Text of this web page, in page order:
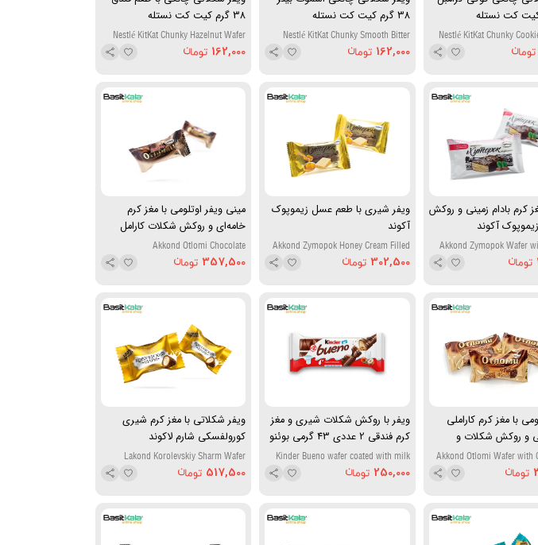
Nestlé KitKat Chunky
38 گرم کیت کت نستله
Nestlé KitKat Chunky Smooth Bitter
Chocolate Wafer 38g
162,000
38 گرم کیت کت نستله
Nestlé KitKat Chunky Hazelnut Wafer
Bar 38g
162,000
کرم بادام زمینی و روکش
آکوند
Akkond Zymopok Wafer
Cream &
ویفر شیری با طعم عسل زیموپوک
آکوند
Akkond Zymopok Honey Cream Filled
Wafer
302,500
مینی ویفر اوتلومی با مغز کرم
خامه‌ای و روکش شکلات کارامل
آکوند
Akkond Otlomi Chocolate
357,500
با مغز کرم کاراملی
و روکش شکلات و
Akkond Otlomi Wafer with
caramel and
ویفر با روکش شکلات شیری و مغز
کرم فندقی 2 عددی 43 گرمی بوئنو
کیندر
Kinder Bueno wafer coated with milk
chocolate and hazelnut cream filling, 2
Bars, 43 gr
250,000
ویفر شکلاتی با مغز کرم شیری
کورولفسکی شارم لاکوند
Lakond Korolevskiy Sharm Wafer
Chocolate with Cream Filling
517,500